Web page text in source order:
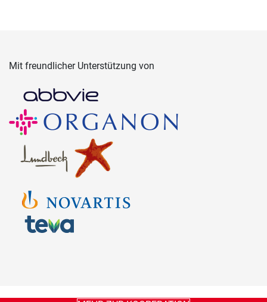
Mit freundlicher Unterstützung von